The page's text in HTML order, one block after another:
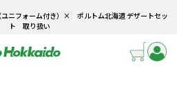
ト 取り扱い
から！ レンタカーパッケージ